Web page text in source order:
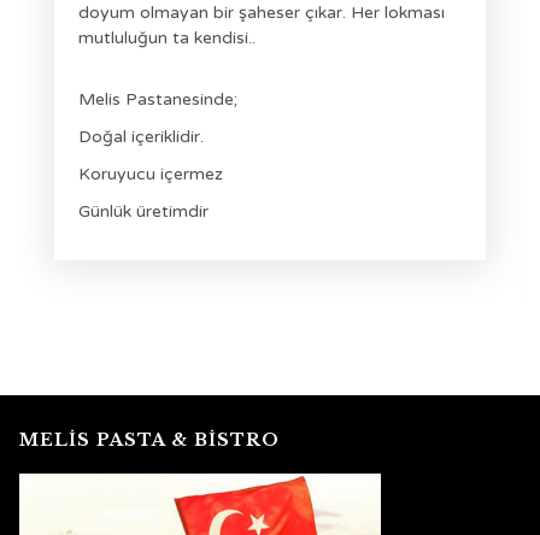
doyum olmayan bir şaheser çıkar. Her lokması
mutluluğun ta kendisi..
Melis Pastanesinde;
Doğal içeriklidir.
Koruyucu içermez
Günlük üretimdir
MELİS PASTA & BİSTRO